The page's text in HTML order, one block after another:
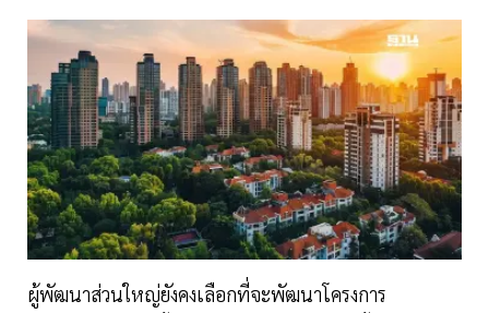
ผู้พัฒนาส่วนใหญ่ยังคงเลือกที่จะพัฒนาโครงการ